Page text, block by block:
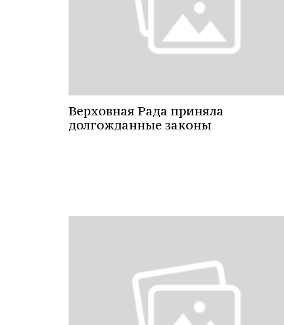
Верховная Рада приняла
долгожданные законы